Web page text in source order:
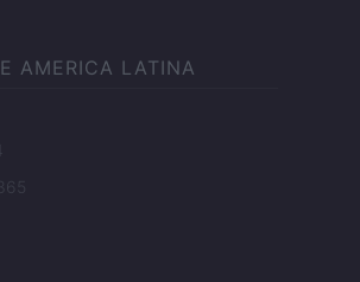
AMERICA LATINA